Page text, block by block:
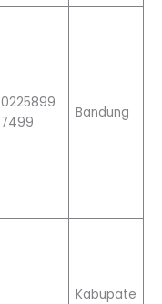
0225899
7499
Bandung
Kabupate